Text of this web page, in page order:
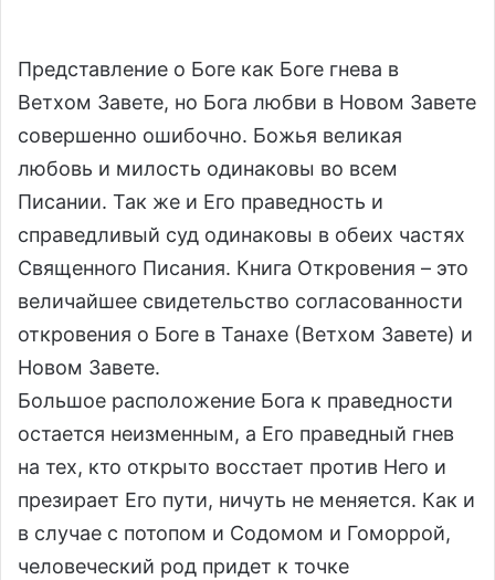
Представление о Боге как Боге гнева в
Ветхом Завете, но Бога любви в Новом Завете
совершенно ошибочно. Божья великая
любовь и милость одинаковы во всем
Писании. Так же и Его праведность и
справедливый суд одинаковы в обеих частях
Священного Писания. Книга Откровения – это
величайшее свидетельство согласованности
откровения о Боге в Танахе (Ветхом Завете) и
Новом Завете.
Большое расположение Бога к праведности
остается неизменным, а Его праведный гнев
на тех, кто открыто восстает против Него и
презирает Его пути, ничуть не меняется. Как и
в случае с потопом и Содомом и Гоморрой,
человеческий род придет к точке